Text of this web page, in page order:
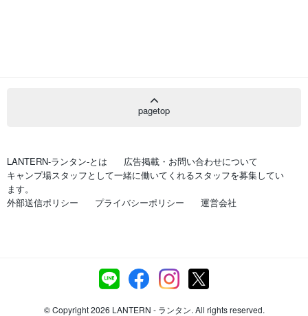
pagetop
LANTERN-ランタン-とは
広告掲載・お問い合わせについて
キャンプ場スタッフとして一緒に働いてくれるスタッフを募集してい
ます。
外部送信ポリシー
プライバシーポリシー 運営会社
© Copyright 2026 LANTERN - ランタン. All rights reserved.